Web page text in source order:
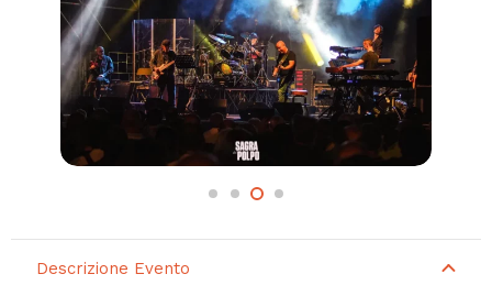
Descrizione Evento